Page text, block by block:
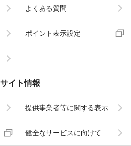
よくある質問
ポイント表示設定
サイト情報
提供事業者等に関する表示
健全なサービスに向けて